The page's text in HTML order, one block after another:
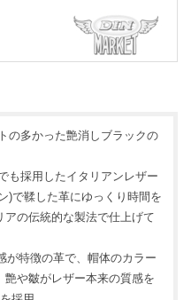
の多かった艶消しブラックの
も採用したイタリアンレザー
)で鞣した革にゆっくり時間を
の伝統的な製法で仕上げて
が特徴の革で、帽体のカラー
艶や皺がレザー本来の質感を